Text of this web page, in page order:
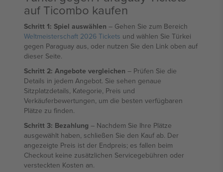
auf Ticombo kaufen
Schritt 1: Spiel auswählen – Gehen Sie zum Bereich
Weltmeisterschaft 2026 Tickets und wählen Sie Türkei
gegen Paraguay aus, oder nutzen Sie den Link oben auf
dieser Seite.
Schritt 2: Angebote vergleichen – Prüfen Sie die
Details in jedem Angebot. Sie sehen genaue
Sitzplatzdetails, Kategorie, Preis und
Verkäuferbewertungen, um die besten verfügbaren
Plätze zu finden.
Schritt 3: Bezahlung – Nachdem Sie Ihre Plätze
ausgewählt haben, schließen Sie den Kauf ab. Der
angezeigte Preis ist der Endpreis; es fallen beim
Checkout keine zusätzlichen Servicegebühren oder
versteckten Kosten an.